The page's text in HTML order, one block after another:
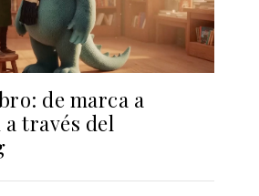
de marca a
través del